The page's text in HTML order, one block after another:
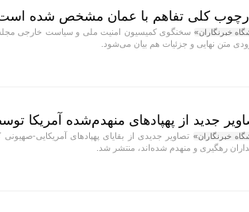
کلی تفاهم با عمان مشخص شده
خبرنگاران» سخنگوی کمیسیون امنیت ملی و سیاست خارجی
متن نهایی و جزئیات هم بیان می‌شود.
جدید از پهپادهای منهدم‌شده آمریکا
خبرنگاران» تصاویر جدیدی از بقایای پهپادهای آمریکایی-
رهگیری و منهدم شده‌اند، منتشر شد.